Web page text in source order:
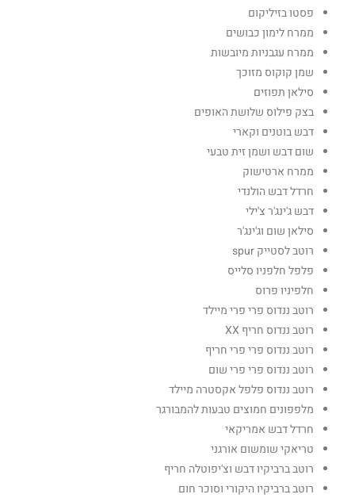
פסטו בזיליקום
ממרח לימון כבושים
ממרח עגבניות מיובשות
שמן קוקוס מזוכך
סילאן תפוזים
בצק פילוס שלושת האופים
דבש בוטנים וקארי
שום דבש ושמן זית טבעי
ממרח ארטישוק
חרדל דבש הולנדי
דבש ג'ינג'ר צ'ילי
סילאן שום וג'ינג'ר
רוטב לסטייק spur
פלפל חלפניו סלייס
חלפיניו פרוס
רוטב ננדוס פרי פרי מיילד
רוטב ננדוס חריף XX
רוטב ננדוס פרי פרי חריף
רוטב ננדוס פרי פרי שום
רוטב ננדוס פלפל אקסטרה מיילד
מלפפונים חמוצים טבעות להמבורגר
חרדל דבש אמריקאי
טריאקי שומשום אורגני
רוטב ברביקיו דבש וצ'יפוטלה חריף
רוטב ברביקיו היקורי וסוכר חום